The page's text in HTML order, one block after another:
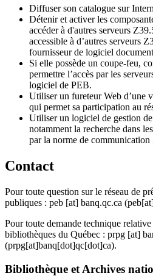
Diffuser son catalogue sur
Détenir et activer les
accéder à d'autres serveurs
accessible à d’autres serveurs
fournisseur de logiciel
Si elle possède un coupe-feu,
permettre l’accès par les
logiciel de PEB.
Utiliser un fureteur Web d’une
qui permet sa participation au
Utiliser un logiciel de gestion
notamment la recherche dans
par la norme de communication
Contact
Pour toute question sur le réseau de
publiques : peb [at] banq.qc.ca
Pour toute demande technique
bibliothèques du Québec : prpg [at]
(prpg[at]banq[dot]qc[dot]ca).
Bibliothèque et Archives